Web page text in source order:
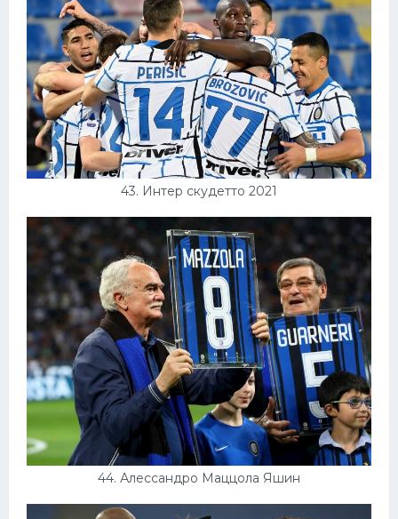
43. Интер скудетто 2021
44. Алессандро Маццола Яшин